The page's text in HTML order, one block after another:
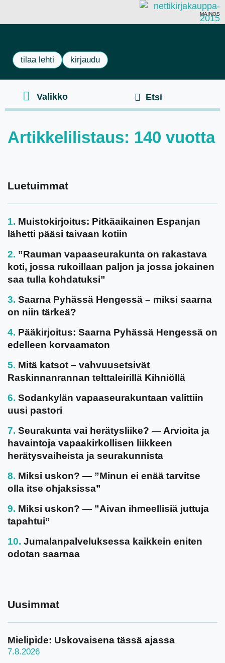
MAINOS
tilaa lehti kirjaudu
Artikkelilistaus: 140 vuotta
Luetuimmat
Muistokirjoitus: Pitkäaikainen Espanjan
lähetti pääsi taivaan kotiin
”Rauman vapaaseurakunta on rakastava
koti, jossa rukoillaan paljon ja jossa jokainen
saa tulla kohdatuksi”
Saarna Pyhässä Hengessä – miksi saarna
on niin tärkeä?
Pääkirjoitus: Saarna Pyhässä Hengessä on
edelleen korvaamaton
Mitä katsot – vahvuusetsivät
Raskinnanrannan telttaleirillä Kihniöllä
Sodankylän vapaaseurakuntaan valittiin
uusi pastori
Seurakunta vai herätysliike? — Arvioita ja
havaintoja vapaakirkollisen liikkeen
herätysvaiheista ja seurakunnista
Miksi uskon? — ”Minun ei enää tarvitse
olla itse ohjaksissa”
Miksi uskon? — ”Aivan ihmeellisiä juttuja
tapahtui”
Jumalanpalveluksessa kaikkein eniten
odotan saarnaa
Uusimmat
Mielipide: Uskovaisena tässä ajassa
7.8.2026